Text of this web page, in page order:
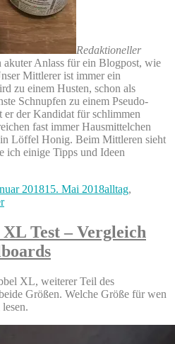
Redaktioneller
Anlass für ein Blogpost, wie
Mittlerer ist immer ein
zu einem Husten, schon als
Schnupfen zu einem Pseudo-
der Kandidat für schlimmen
fast immer Hausmittelchen
Löffel Honig. Beim Mittleren sieht
ich einige Tipps und Ideen
201815. Mai 2018Kategorien
alltag,
Test – Vergleich
XL, weiterer Teil des
Größen. Welche Größe für wen